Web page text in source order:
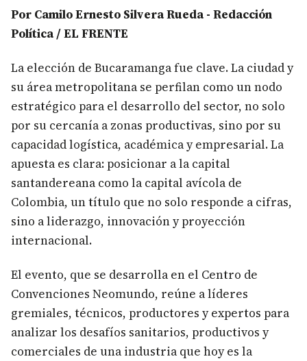
Por Camilo Ernesto Silvera Rueda - Redacción
Política / EL FRENTE
La elección de Bucaramanga fue clave. La ciudad y
su área metropolitana se perfilan como un nodo
estratégico para el desarrollo del sector, no solo
por su cercanía a zonas productivas, sino por su
capacidad logística, académica y empresarial. La
apuesta es clara: posicionar a la capital
santandereana como la capital avícola de
Colombia, un título que no solo responde a cifras,
sino a liderazgo, innovación y proyección
internacional.
El evento, que se desarrolla en el Centro de
Convenciones Neomundo, reúne a líderes
gremiales, técnicos, productores y expertos para
analizar los desafíos sanitarios, productivos y
comerciales de una industria que hoy es la